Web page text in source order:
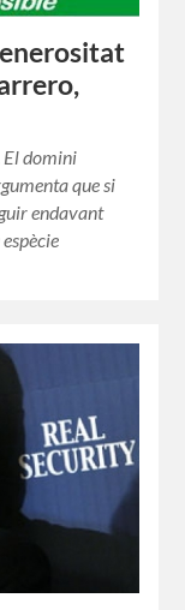
El domini
que si
endavant